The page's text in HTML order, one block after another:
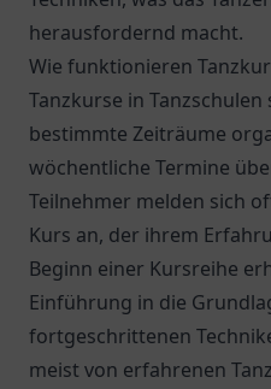
herausfordernd macht.
Wie funktionieren
Tanzkurse in
bestimmte Zeiträume
wöchentliche Termine
Teilnehmer melden sich
Kurs an, der ihrem
Beginn einer Kursreihe
Einführung in die
fortgeschrittenen
meist von erfahrenen